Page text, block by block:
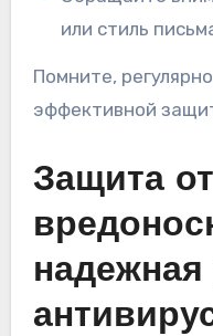
или стиль
Помните,
эффективной
Защита
надежная